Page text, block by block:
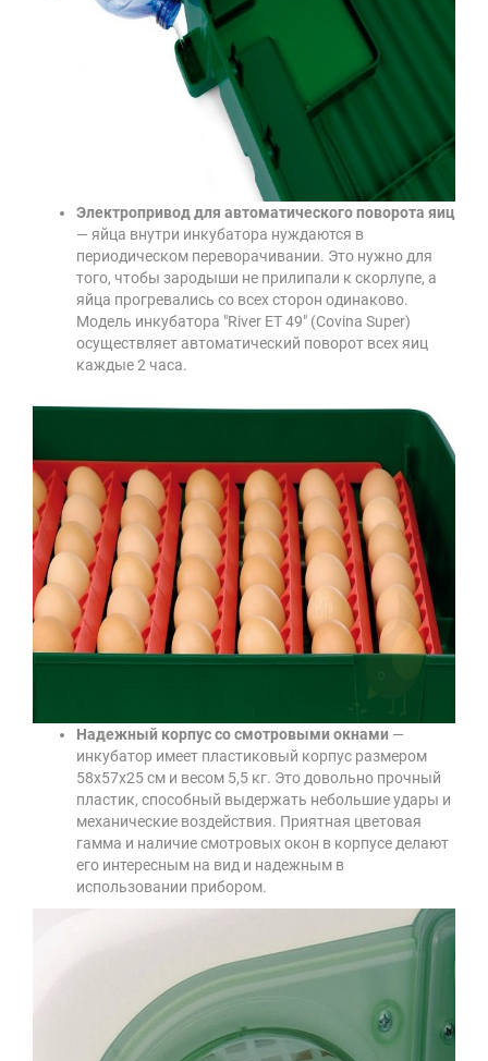
Электропривод для автоматического поворота яиц
— яйца внутри инкубатора нуждаются в
периодическом переворачивании. Это нужно для
того, чтобы зародыши не прилипали к скорлупе, а
яйца прогревались со всех сторон одинаково.
Модель инкубатора "River ET 49" (Covina Super)
осуществляет автоматический поворот всех яиц
каждые 2 часа.
Надежный корпус со смотровыми окнами —
инкубатор имеет пластиковый корпус размером
58х57х25 см и весом 5,5 кг. Это довольно прочный
пластик, способный выдержать небольшие удары и
механические воздействия. Приятная цветовая
гамма и наличие смотровых окон в корпусе делают
его интересным на вид и надежным в
использовании прибором.